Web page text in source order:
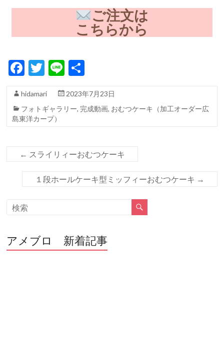
ご注文は
こちらから
F
e
b
o
k
T
itt
er
Li
e
hidamari
2023年7月23日
フォトギャラリー, 完成動画, おむつケーキ（加工オーダー広
島東洋カープ）
← スライリィーおむつケーキ
１段ホールケーキ型ミッフィーおむつケーキ →
アメブロ 新着記事